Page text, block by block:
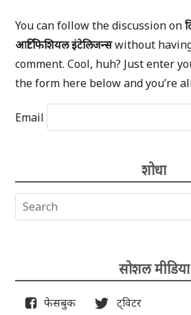
You can follow the discussion on
आर्टिफिशियल इंटेलिजन्सwithout
comment. Cool, huh? Just enter
the form here below and you’re
Email
शोधा
सोशल मीडिया
फेसबुक ट्विटर